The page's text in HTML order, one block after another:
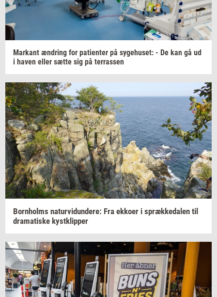
Mar­kant æn­dring for pa­tien­ter på sy­ge­hu­set: - De kan gå ud
i haven eller sætte sig på ter­ras­sen
Born­holms na­tur­vi­dun­de­re: Fra ek­ko­er i spræk­ke­da­len til
dra­ma­ti­ske kyst­klip­per